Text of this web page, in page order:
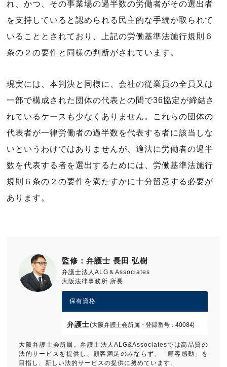
れ、かつ、その事業場の過半数の労働者がその選出者
を支持していると認められる民主的な手続が取られて
いることとされており、上記の労働基準法施行規則６
条の２の要件と同様の判断がされています。
現実には、本判決と同様に、会社の従業員の全員又は
一部で構成された団体の代表との間で36協定が締結さ
れているケースも少なくありません。これらの団体の
代表者が一律労働者の過半数を代表する者に該当しな
いというわけではありませんが、適法に労働者の過半
数を代表する者を選出するためには、労働基準法施行
規則６条の２の要件を満たすかに十分留意する必要が
あります。
監修：弁護士 長田 弘樹
弁護士法人ALG＆Associates
大阪法律事務所 所長
保有資格
弁護士(大阪弁護士会所属・登録番号：40084)
大阪弁護士会所属。弁護士法人ALG&Associatesでは高品質の
法的サービスを提供し、顧客満足のみならず、「顧客感動」を
目指し、新しい法的サービスの提供に努めています。